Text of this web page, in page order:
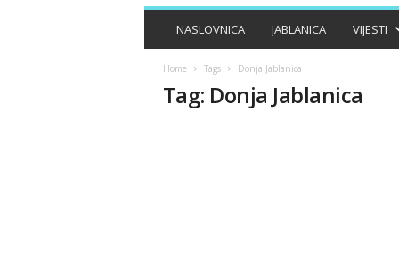
NASLOVNICA JABLANICA VIJESTI
Home Tags Donja Jablanica
Tag: Donja Jablanica